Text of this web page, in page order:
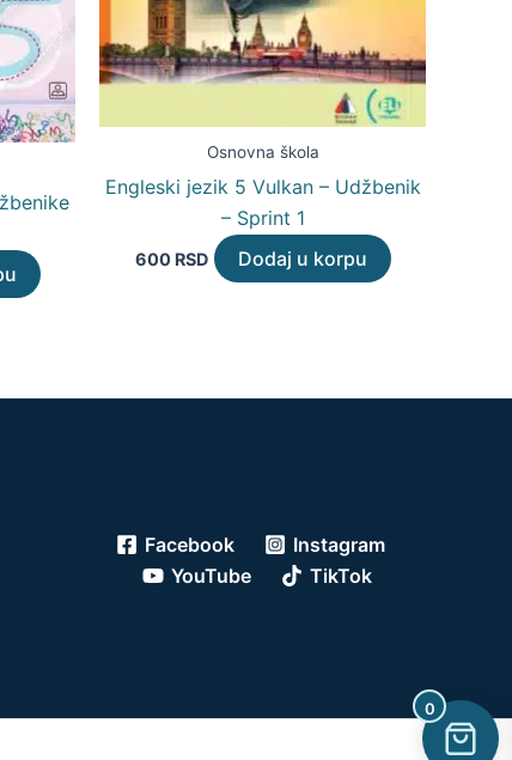
Osnovna škola
Engleski jezik 5 Vulkan – Udžbenik
– Sprint 1
600 RSD Dodaj u korpu
Facebook
Instagram
YouTube
TikTok
0